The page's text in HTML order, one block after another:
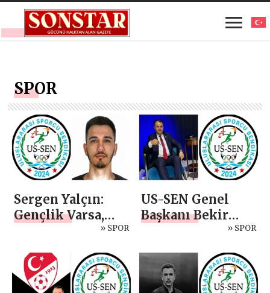
SPOR
Sergen Yalçın:
Gençlik Varsa,
Gelecek Vardır» SPOR
US-SEN Genel
Başkanı Bekir
Ayaz: Türk Sporu
Yönetilemez
» SPOR